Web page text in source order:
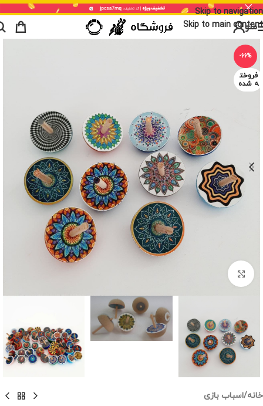
Skip to navigation
Skip to main content
منو
-66%
فروخت
ه شده
برای بزرگنمایی کلیک کنید
خانه/اسباب بازی